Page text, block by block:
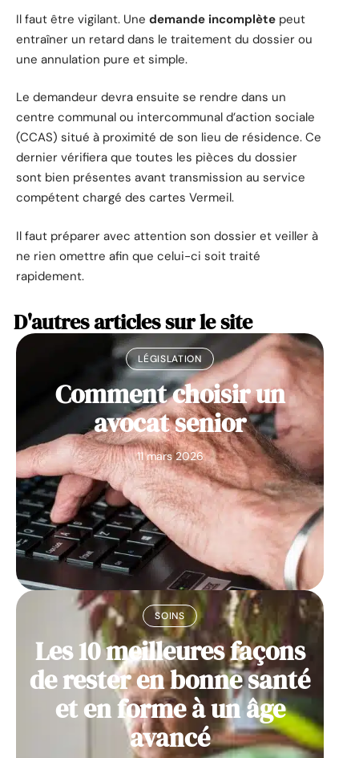
Il faut être vigilant. Une demande incomplète peut
entraîner un retard dans le traitement du dossier ou
une annulation pure et simple.
Le demandeur devra ensuite se rendre dans un
centre communal ou intercommunal d’action sociale
(CCAS) situé à proximité de son lieu de résidence. Ce
dernier vérifiera que toutes les pièces du dossier
sont bien présentes avant transmission au service
compétent chargé des cartes Vermeil.
Il faut préparer avec attention son dossier et veiller à
ne rien omettre afin que celui-ci soit traité
rapidement.
D'autres articles sur le site
LÉGISLATION
Comment choisir un
avocat senior
11 mars 2026
SOINS
Les 10 meilleures façons
de rester en bonne santé
et en forme à un âge
avancé